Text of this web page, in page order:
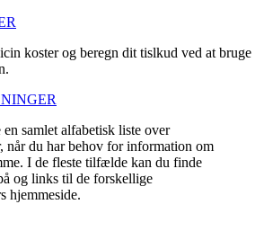
koster og beregn dit tislkud ved at bruge
samlet alfabetisk liste over
når du har behov for information om
I de fleste tilfælde kan du finde
og links til de forskellige
hjemmeside.